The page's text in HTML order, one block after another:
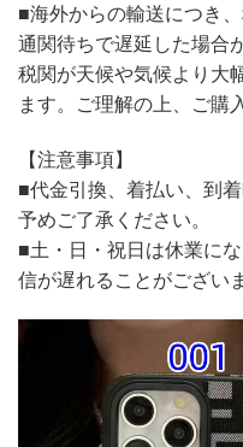
■海外からの輸送につき
通関待ちで遅延した場合
税関が天候や気候より大
ます。ご理解の上、ご購
【注意事項】
■代金引換、着払い、到
予めご了承ください。
■土・日・祝日は休業に
信が遅れることがござい